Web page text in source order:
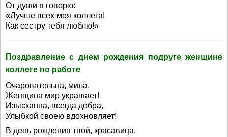
От души я говорю:
«Лучше всех моя коллега!
Как сестру тебя люблю!»
Поздравление с днем рождения подруге женщине
коллеге по работе
Очаровательна, мила,
Женщина мир украшает!
Изысканна, всегда добра,
Улыбкой своею вдохновляет!
В день рождения твой, красавица,